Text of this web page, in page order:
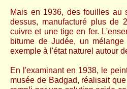
Mais en 1936, des fouilles au
dessus, manufacturé plus de
cuivre et une tige en fer.
bitume de Judée, un
exemple à l'état naturel autour
En l'examinant en 1938, le
musée de Badgad, réalisait